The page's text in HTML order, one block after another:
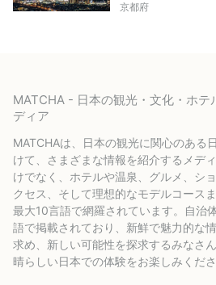
京都府
MATCHA - 日本の観光・文化・ホテ
ディア
MATCHAは、日本の観光に関心のある
けて、さまざまな情報を紹介するメデ
けでなく、ホテルや温泉、グルメ、シ
クセス、そして理想的なモデルコース
最大10言語で網羅されています。自治
語で掲載されており、新鮮で魅力的な
求め、新しい可能性を探求するみなさ
晴らしい日本での体験をお楽しみくださ